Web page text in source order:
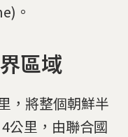
。
區域
，將整個朝鮮半
公里，由聯合國